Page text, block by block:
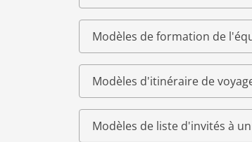
Modèles de formation de
Modèles d'itinéraire de
Modèles de liste d'invités à